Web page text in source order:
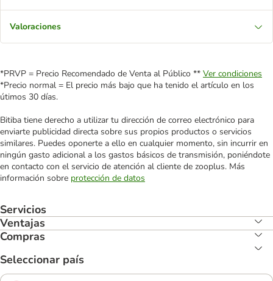
Valoraciones
*PRVP = Precio Recomendado de Venta al Público ** Ver condiciones
*Precio normal = El precio más bajo que ha tenido el artículo en los
útimos 30 días.
Bitiba tiene derecho a utilizar tu dirección de correo electrónico para
enviarte publicidad directa sobre sus propios productos o servicios
similares. Puedes oponerte a ello en cualquier momento, sin incurrir en
ningún gasto adicional a los gastos básicos de transmisión, poniéndote
en contacto con el servicio de atención al cliente de zooplus. Más
información sobre protección de datos
Servicios
Ventajas
Compras
Seleccionar país